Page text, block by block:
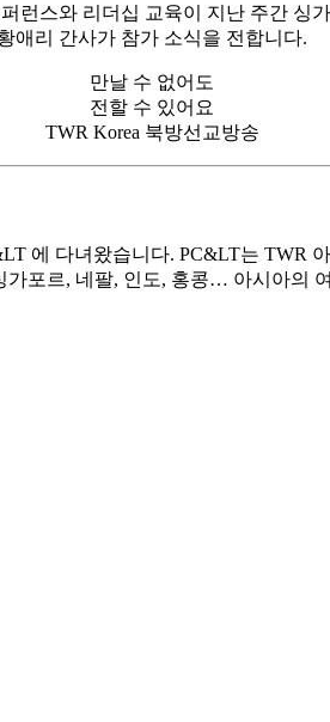
런스와 리더십 교육이 지난 주간 싱
애리 간사가 참가 소식을 전합니다.
만날 수 없어도
전할 수 있어요
TWR Korea 북방선교방송
에 다녀왔습니다. PC&LT는 TWR
포르, 네팔, 인도, 홍콩… 아시아의